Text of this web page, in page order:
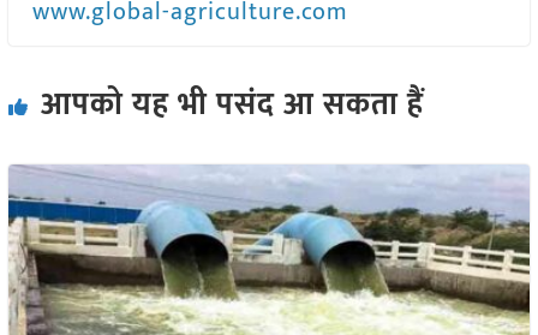
www.global-agriculture.com
आपको यह भी पसंद आ सकता हैं